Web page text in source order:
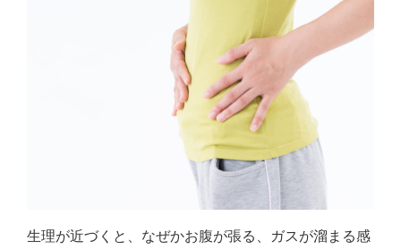
生理が近づくと、なぜかお腹が張る、ガスが溜まる感